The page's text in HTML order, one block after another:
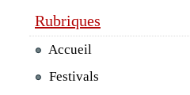
Rubriques
Accueil
Festivals